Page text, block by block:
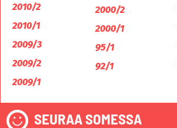
2010/2
2010/1
2009/3
2009/2
2009/1
2000/2
2000/1
95/1
92/1
SEURAA SOMESSA